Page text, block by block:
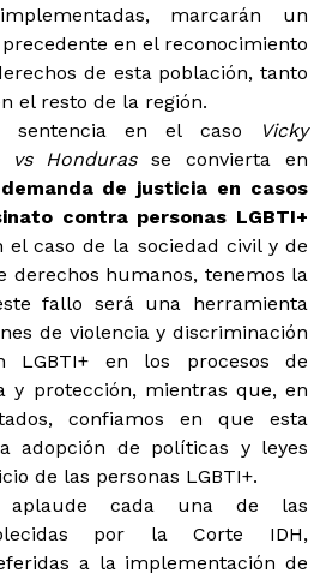
marcarán un
en el reconocimiento
de esta población, tanto
el resto de la región.
sentencia en el caso
Vicky
vs Hondurasse convierta en
de justicia en casos
contra personas LGBTI+
el caso de la sociedad civil y de
derechos humanos, tenemos la
fallo será una herramienta
de violencia y discriminación
LGBTI+ en los procesos de
y protección, mientras que, en
confiamos en que esta
adopción de políticas y leyes
de las personas LGBTI+.
aplaude cada una de las
por la Corte IDH,
a la implementación de